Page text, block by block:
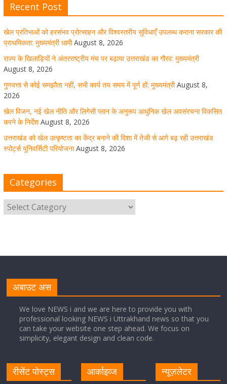
अवसंरचना विकसित करने के निर्देश
August 8, 2026 1 Comment
उत्तराखंड को खेल उत्कृष्टता का केंद्र बनाने की दिशा में तेजी से आगे
बढ़ रही उत्तराखंड स्पोर्ट्स यूनिवर्सिटी परियोजना
August 8, 2026 1 Comment
मुख्य सचिव ने कहा- कौशल विकास से संबंधित सभी विभाग एक
Cabinet Baithak: उत्तराखंड में श्रमिकों को हर महीने 7 तारीख
तक मिलेगी मजदूरी, ओवरटाइम पर मिलेगा दोगुना भुगतान
Recent Post
खेल प्रतिभाओं को हरसंभव प्रोत्साहन और विश्वस्तरीय सुविधाएँ उपलब्ध कराना सरकार की
प्राथमिकता: मुख्यमंत्री धामी August 8, 2026
राज्य के खिलाड़ियों ने अंतरराष्ट्रीय मंच पर बढ़ाया उत्तराखंड का गौरव: मुख्यमंत्री
August 8, 2026
गुणवत्ता से कोई समझौता नहीं, सभी कार्य तय समय में पूर्ण हों: मुख्यमंत्री August 8,
2026
खेल विजन, नई खेल नीति और लिगेसी प्लान के अनुरूप आधुनिक खेल अवसंरचना विकसित
करने के निर्देश August 8, 2026
उत्तराखंड को खेल उत्कृष्टता का केंद्र बनाने की दिशा में तेजी से आगे बढ़ रही उत्तराखंड
स्पोर्ट्स यूनिवर्सिटी परियोजना August 8, 2026
Categories
अबाउट अस
We love NEWS i and we are here to provide you with
professional looking NEWS i Uttrakhand news so that you
can take your website one step ahead. We focus on
simplicity, elegant design and clean code.
रीसेंट पोस्ट्स आर्काइव्ज न्यूज़लेटर